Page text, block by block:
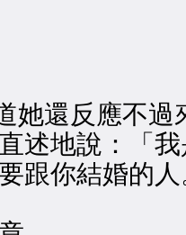
還反應不過
述地說：「
跟你結婚的